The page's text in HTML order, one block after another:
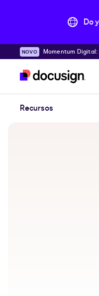
Do
Pular para o conteúdo
Momentum Digital:
e!
Recursos